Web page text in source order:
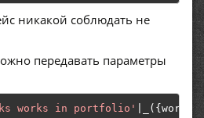
никакой соблюдать не
передавать параметры
works in portfolio' ({works